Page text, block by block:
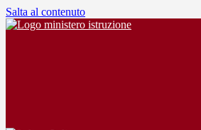
Salta al contenuto